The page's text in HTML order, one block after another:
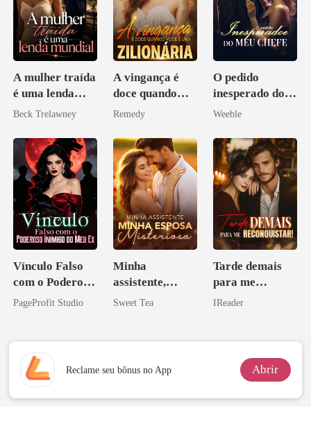
A mulher traída
é uma lenda
mundial
Beck Trelawney
A vingança é
doce quando
você é uma
Remedy
O pedido
inesperado do
meu chefe
Weeble
Vínculo Falso
com o Poderoso
Inimigo do Meu
PageProfit Studio
Minha
assistente,
minha esposa
Sweet Tea
Tarde demais
para me
reconquistar!
IReader
Reclame seu bônus no App Abrir